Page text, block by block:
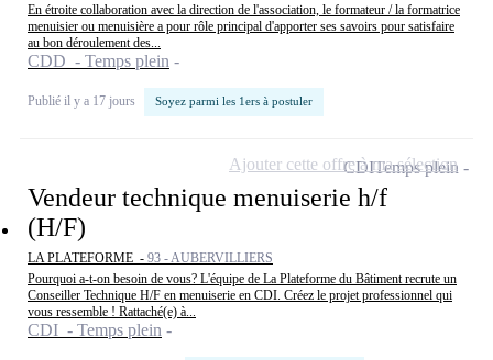
En étroite collaboration avec la direction de l'association, le formateur / la formatrice
menuisier ou menuisière a pour rôle principal d'apporter ses savoirs pour satisfaire
au bon déroulement des...
CDD - Temps plein
Publié il y a 17 jours Soyez parmi les 1ers à postuler
Vendeur technique menuiserie h/f
(H/F)
LA PLATEFORME - 93 - AUBERVILLIERS
Pourquoi a-t-on besoin de vous? L'équipe de La Plateforme du Bâtiment recrute un
Conseiller Technique H/F en menuiserie en CDI. Créez le projet professionnel qui
vous ressemble ! Rattaché(e) à...
CDI - Temps plein
CDITemps plein
Ajouter cette offre à ma sélection